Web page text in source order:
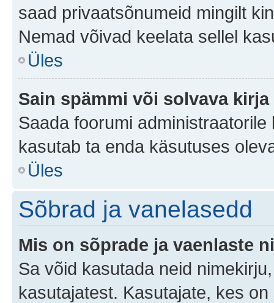
saad privaatsõnumeid mingilt
Nemad võivad keelata sellel
Üles
Sain spämmi või solvava
Saada foorumi
kasutab ta enda käsutuses
Üles
Sõbrad ja vanelasedd
Mis on sõprade ja vaenlaste
Sa võid kasutada neid
kasutajatest. Kasutajate, kes